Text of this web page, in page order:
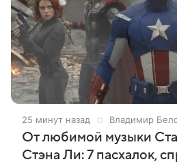
25 минут назад Владимир
От любимой музыки
Стэна Ли: 7 пасхалок,